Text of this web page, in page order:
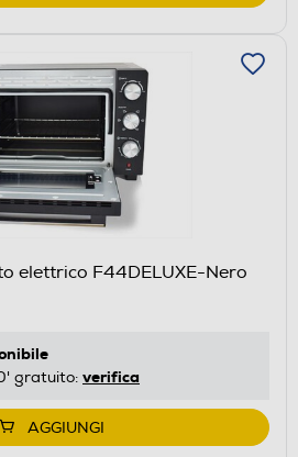
elettrico F44DELUXE-Nero
gratuito: verifica
AGGIUNGI